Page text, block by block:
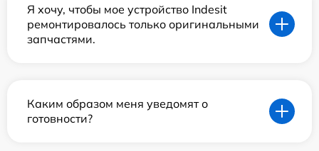
Я хочу, чтобы мое устройство Indesit
ремонтировалось только оригинальными
запчастями.
Каким образом меня уведомят о
готовности?